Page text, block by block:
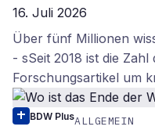
16. Juli 2026
Über fünf Millionen
- sSeit 2018 ist die
Forschungsartikel um
BDW PlusALLGEMEIN